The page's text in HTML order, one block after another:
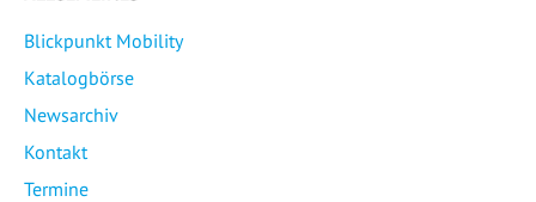
Blickpunkt Mobility
Katalogbörse
Newsarchiv
Kontakt
Termine